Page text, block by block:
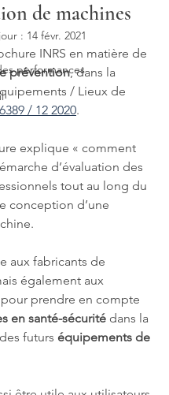
performances
de machines
: 14 févr. 2021
INRS en matière de
prévention, dans la
/ Lieux de
/ 12 2020.
explique « comment
d’évaluation des
tout au long du
conception d’une
aux fabricants de
également aux
pour prendre en compte
en santé-sécurité dans la
futurs équipements de